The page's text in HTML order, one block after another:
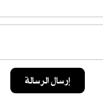
إرسال الرسالة